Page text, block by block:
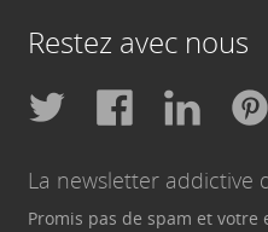
Restez avec nous
La newsletter addictive
Promis pas de spam et votre